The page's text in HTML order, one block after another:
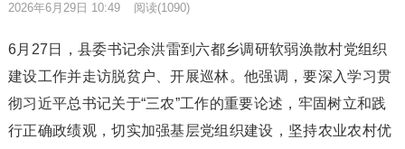
2026年6月29日 10:49 阅读(1090)
6月27日，县委书记余洪雷到六都乡调研软弱涣散村党组织
建设工作并走访脱贫户、开展巡林。他强调，要深入学习贯
彻习近平总书记关于“三农”工作的重要论述，牢固树立和践
行正确政绩观，切实加强基层党组织建设，坚持农业农村优